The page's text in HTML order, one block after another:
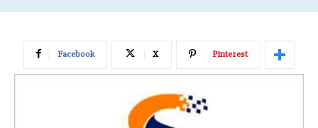
Facebook X Pinterest